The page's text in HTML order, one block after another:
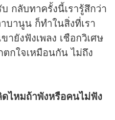
กลับทาครั้งนี้เรารู้สึกว่า
บานูน ก็ทำในสิ่งที่เรา
ายังฟังเพลง เชือกวิเศษ
กใจเหมือนกัน ไม่ถึง
ไหมถ้าพังหรือคนไม่ฟัง